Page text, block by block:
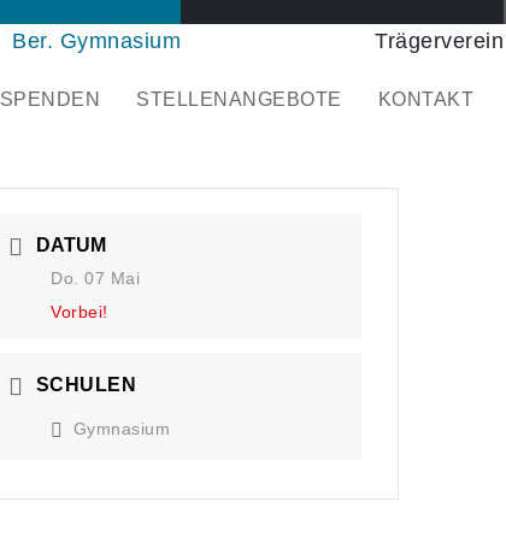
Ber. Gymnasium Trägerverein
SPENDEN STELLENANGEBOTE KONTAKT
DATUM
Do. 07 Mai
Vorbei!
SCHULEN
Gymnasium